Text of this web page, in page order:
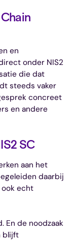
en
onder NIS2
die dat
steeds vaker
concreet
en andere
SC
aan het
daarbij
echt
En de noodzaak
blijft